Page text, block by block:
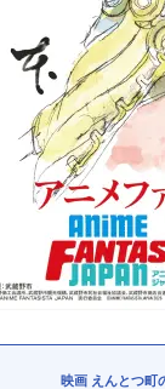
映画 えんとつ町